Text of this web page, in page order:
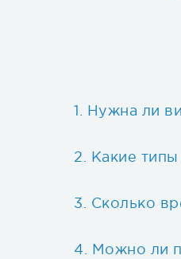
Нужна ли
Какие
Сколько
Можно ли